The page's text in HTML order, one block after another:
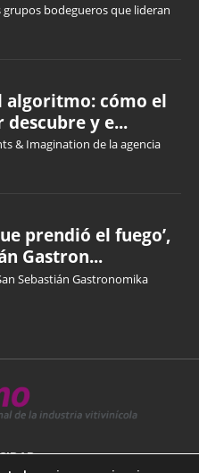
bodegueros que lideran
algoritmo: cómo el
y e...
& Imagination de la agencia
prendió el fuego’,
Gastron...
Sebastián Gastronomika